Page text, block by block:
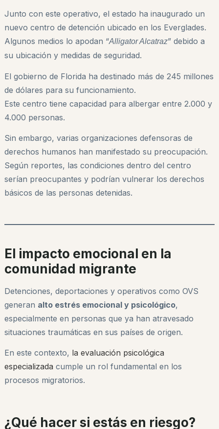
Junto con este operativo, el estado ha inaugurado un
nuevo centro de detención ubicado en los Everglades.
Algunos medios lo apodan “Alligator Alcatraz” debido a
su ubicación y medidas de seguridad.
El gobierno de Florida ha destinado más de 245 millones
de dólares para su funcionamiento.
Este centro tiene capacidad para albergar entre 2.000 y
4.000 personas.
Sin embargo, varias organizaciones defensoras de
derechos humanos han manifestado su preocupación.
Según reportes, las condiciones dentro del centro
serían preocupantes y podrían vulnerar los derechos
básicos de las personas detenidas.
El impacto emocional en la
comunidad migrante
Detenciones, deportaciones y operativos como OVS
generan alto estrés emocional y psicológico,
especialmente en personas que ya han atravesado
situaciones traumáticas en sus países de origen.
En este contexto, la evaluación psicológica
especializada cumple un rol fundamental en los
procesos migratorios.
¿Qué hacer si estás en riesgo?